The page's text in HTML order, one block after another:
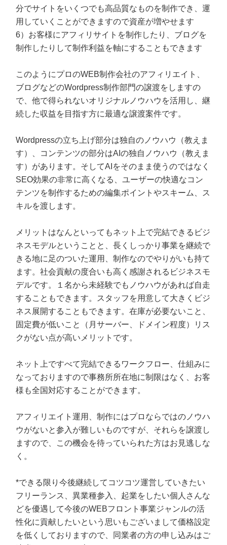
分でサイトをいくつでも高品質なものを制作でき、運
用していくことができますので資産が増やせます
6）お客様にアフィリサイトを制作したり、ブログを
制作したりして制作利益を軸にすることもできます
このようにプロのWEB制作会社のアフィリエイト、
ブログなどのWordpress制作部門の譲渡をしますの
で、他で得られないオリジナルノウハウを活用し、継
続した収益を目指す方に最適な譲渡案件です。
Wordpressの立ち上げ部分は独自のノウハウ（教えま
す）、コンテンツの部分はAIの独自ノウハウ（教えま
す）があります。そしてAIをそのまま使うのではなく
SEO効果の非常に高くなる、ユーザーの快適なコン
テンツを制作するための編集ポイントやスキーム、ス
キルを渡します。
メリットはなんといってもネット上で完結できるビジ
ネスモデルということと、長くしっかり事業を継続で
きる地に足のついた運用、制作なのでやりがいも持て
ます。社会貢献の度合いも高く感謝されるビジネスモ
デルです。１名から未経験でもノウハウがあれば自走
することもできます。スタッフを用意して大きくビジ
ネス展開することもできます。在庫が必要ないこと、
固定費が低いこと（月サーバー、ドメイン程度）リス
クがない点が高いメリットです。
ネット上ですべて完結できるワークフロー、仕組みに
なっておりますので事務所所在地に制限はなく、お客
様も全国対応することができます。
アフィリエイト運用、制作にはプロならではのノウハ
ウがないと参入が難しいものですが、それらを譲渡し
ますので、この機会を待っていられた方はお見逃しな
く。
*できる限り今後継続してコツコツ運営していきたい
フリーランス、異業種参入、起業をしたい個人さんな
どを優遇して今後のWEBフロント事業ジャンルの活
性化に貢献したいという思いもございまして価格設定
を低くしておりますので、同業者の方の申し込みはご